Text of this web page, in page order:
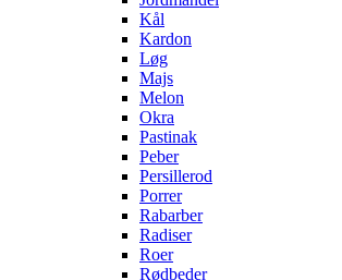
Kål
Kardon
Løg
Majs
Melon
Okra
Pastinak
Peber
Persillerod
Porrer
Rabarber
Radiser
Roer
Rødbeder